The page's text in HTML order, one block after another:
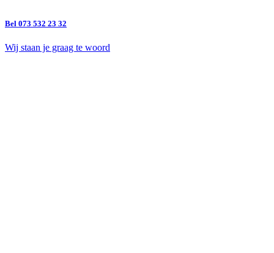
Bel 073 532 23 32
Wij staan je graag te woord